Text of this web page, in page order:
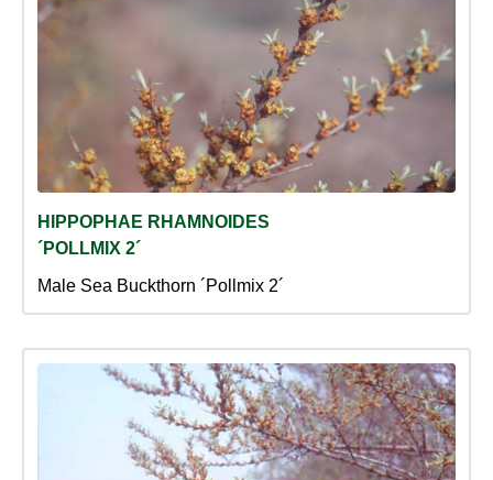
HIPPOPHAE RHAMNOIDES
´POLLMIX 2´
Male Sea Buckthorn ´Pollmix 2´